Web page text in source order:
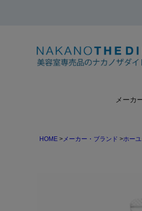
メーカ
HOME メーカー・ブランド ホー